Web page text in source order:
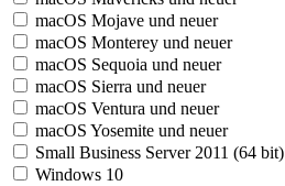
macOS Mojave und neuer
macOS Monterey und neuer
macOS Sequoia und neuer
macOS Sierra und neuer
macOS Ventura und neuer
macOS Yosemite und neuer
Small Business Server 2011 (64 bit)
Windows 10